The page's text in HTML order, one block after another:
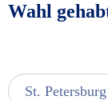
Wahl
St.